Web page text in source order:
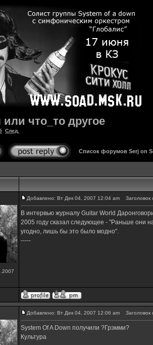
что_то другое
След.
Список форумов Serj on
Добавлено: Вт Дек 04, 2007 12:04 am Заголовок
В интервью журналу Guitar World
2005 году сказал следующее - "Раньше они
угодно, лишь бы это было модно".
-----
Добавлено: Вт Дек 04, 2007 12:06 am Заголовок
System Of A Down получили ?Грэмми?
Культура